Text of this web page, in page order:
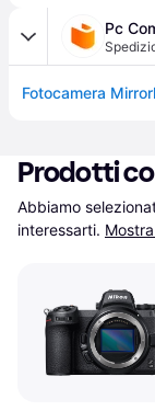
Pc
Prodotti
Abbiamo
interessarti.